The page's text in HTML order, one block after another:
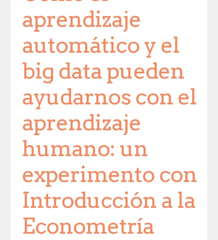
aprendizaje
automático y el
big data pueden
ayudarnos con el
aprendizaje
humano: un
experimento con
Introducción a la
Econometría